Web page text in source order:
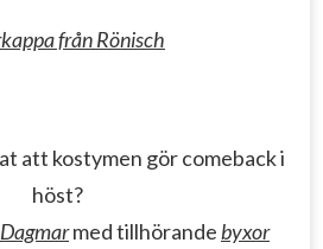
från Rönisch
att kostymen gör comeback i
höst?
med tillhörande byxor